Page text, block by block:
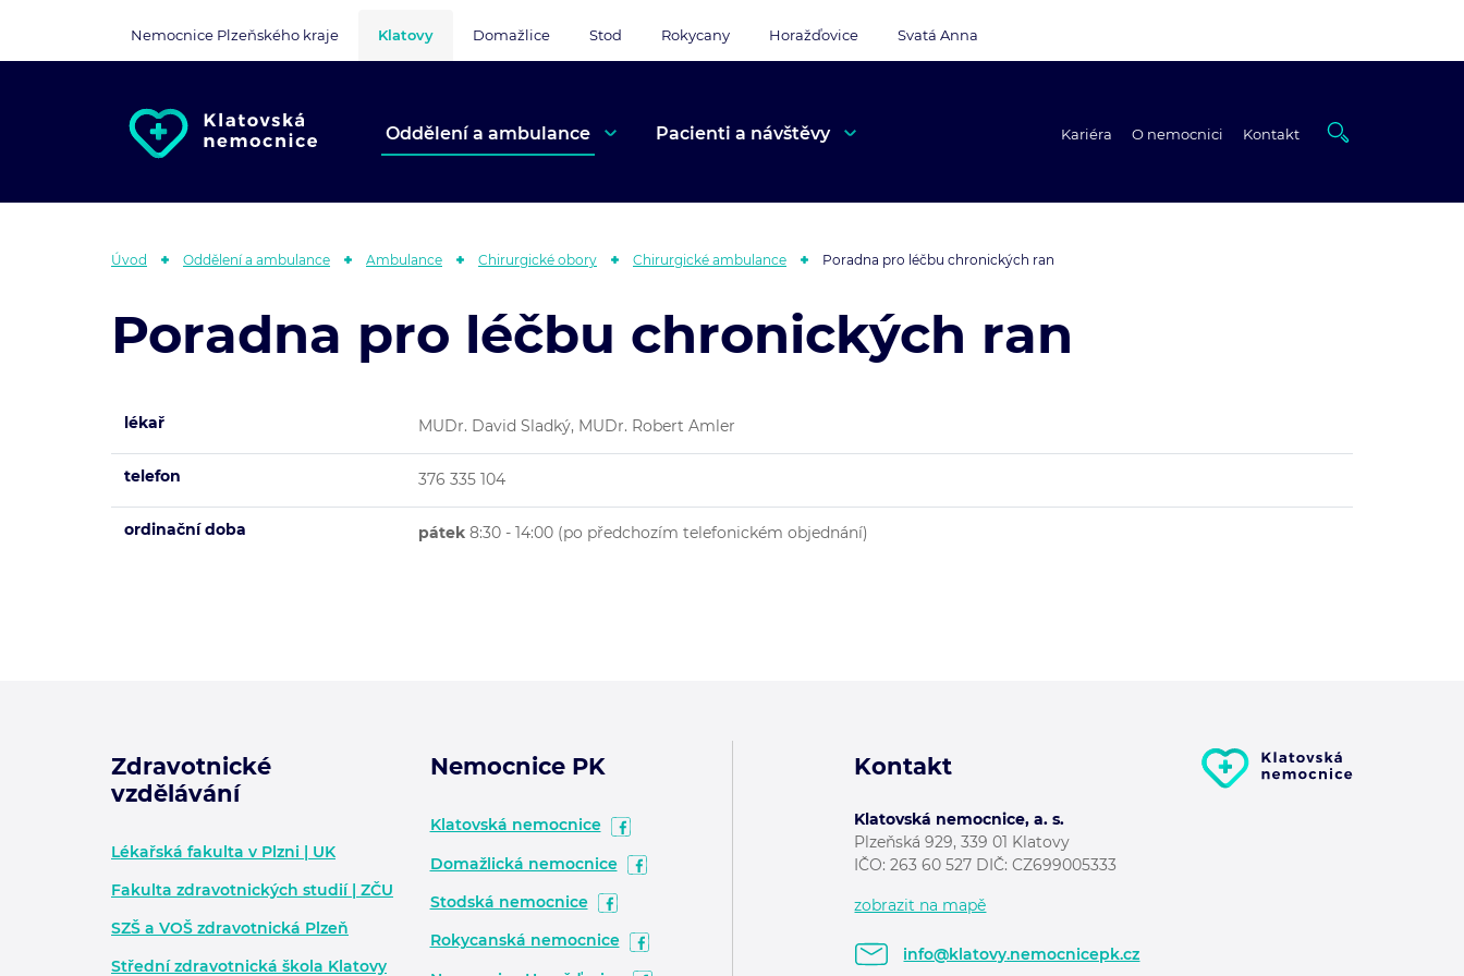
Nemocnice Plzeňského kraje Klatovy Domažlice Stod Rokycany Horažďovice Svatá Anna
Oddělení a ambulance Pacienti a návštěvy Kariéra O nemocnici Kontakt
Úvod Oddělení a ambulance Ambulance Chirurgické obory Chirurgické ambulance Poradna pro léčbu chronických ran
Poradna pro léčbu chronických ran
lékař MUDr. David Sladký, MUDr. Robert Amler
telefon 376 335 104
ordinační doba pátek 8:30 - 14:00 (po předchozím telefonickém objednání)
Zápatí - další informace
Zdravotnické
vzdělávání
Lékařská fakulta v Plzni | UK
Fakulta zdravotnických studií | ZČU
SZŠ a VOŠ zdravotnická Plzeň
Střední zdravotnická škola Klatovy
Nemocnice PK
Klatovská nemocnice
Domažlická nemocnice
Stodská nemocnice
Rokycanská nemocnice
Kontakt
Klatovská nemocnice, a. s.
Plzeňská 929, 339 01 Klatovy
IČO: 263 60 527 DIČ: CZ699005333
zobrazit na mapě
info@klatovy.nemocnicepk.cz